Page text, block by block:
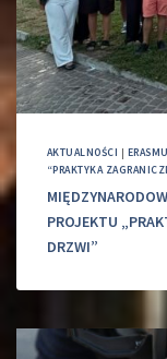
AKTUALNOŚCI |
“PRAKTYKA
PROJEKTU
DRZWI”